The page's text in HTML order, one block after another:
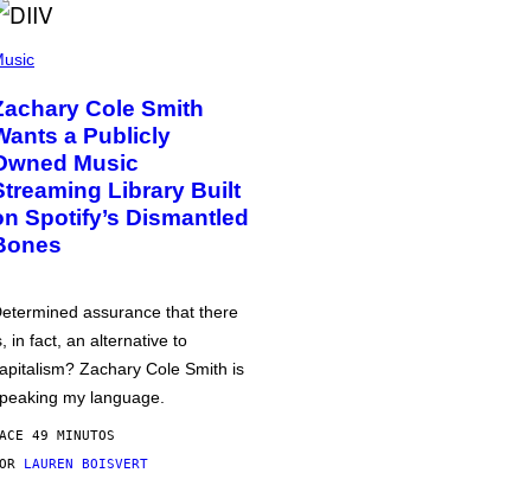
Cole Smith
a Publicly
Music
Library Built
Spotify’s Dismantled
assurance that there
in fact, an alternative to
Zachary Cole Smith is
my language.
49 MINUTOS
LAUREN BOISVERT